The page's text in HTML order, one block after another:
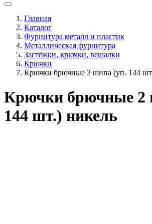
Главная
Каталог
Фурнитура металл и пластик
Металлическая фурнитура
Застёжки, крючки, вешалки
Крючки
Крючки брючные 2 шипа (уп. 144
Крючки брючные 2
144 шт.) никель